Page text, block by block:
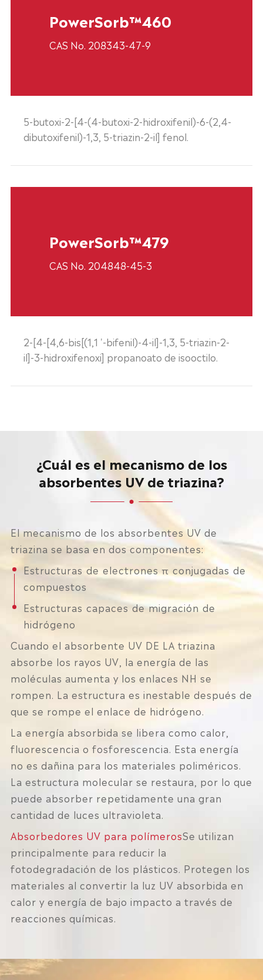
PowerSorb™460
CAS No. 208343-47-9
5-butoxi-2-[4-(4-butoxi-2-hidroxifenil)-6-(2,4-
dibutoxifenil)-1,3, 5-triazin-2-il] fenol.
PowerSorb™479
CAS No. 204848-45-3
2-[4-[4,6-bis[(1,1 '-bifenil)-4-il]-1,3, 5-triazin-2-
il]-3-hidroxifenoxi] propanoato de isooctilo.
¿Cuál es el mecanismo de los
absorbentes UV de triazina?
El mecanismo de los absorbentes UV de
triazina se basa en dos componentes:
Estructuras de electrones π conjugadas de
compuestos
Estructuras capaces de migración de
hidrógeno
Cuando el absorbente UV DE LA triazina
absorbe los rayos UV, la energía de las
moléculas aumenta y los enlaces NH se
rompen. La estructura es inestable después de
que se rompe el enlace de hidrógeno.
La energía absorbida se libera como calor,
fluorescencia o fosforescencia. Esta energía
no es dañina para los materiales poliméricos.
La estructura molecular se restaura, por lo que
puede absorber repetidamente una gran
cantidad de luces ultravioleta.
Absorbedores UV para polímerosSe utilizan
principalmente para reducir la
fotodegradación de los plásticos. Protegen los
materiales al convertir la luz UV absorbida en
calor y energía de bajo impacto a través de
reacciones químicas.